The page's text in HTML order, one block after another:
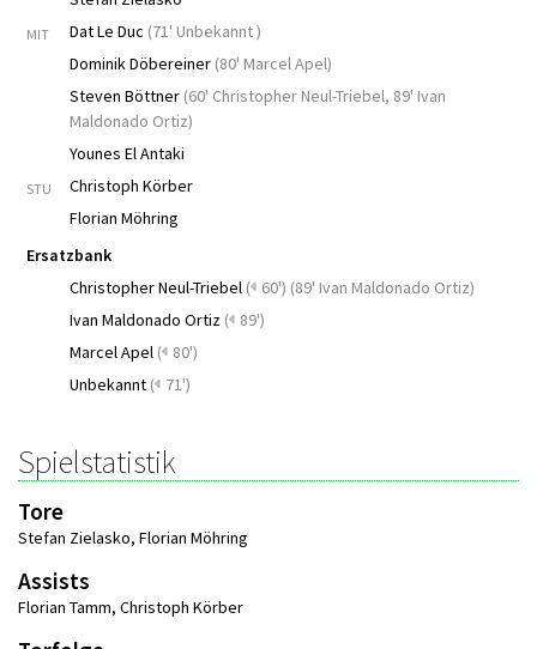
MIT Dat Le Duc (71' Unbekannt)
Dominik Döbereiner (80' Marcel Apel)
Steven Böttner (60' Christopher Neul-Triebel, 89' Ivan
Maldonado Ortiz)
Younes El Antaki
STU
Christoph Körber
Florian Möhring
Ersatzbank
Christopher Neul-Triebel ( 60') (89' Ivan Maldonado Ortiz)
Ivan Maldonado Ortiz ( 89')
Marcel Apel ( 80')
Unbekannt ( 71')
Spielstatistik
Tore
Stefan Zielasko, Florian Möhring
Assists
Florian Tamm, Christoph Körber